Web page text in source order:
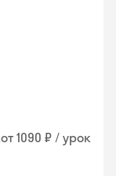
от 1090 ₽ / урок